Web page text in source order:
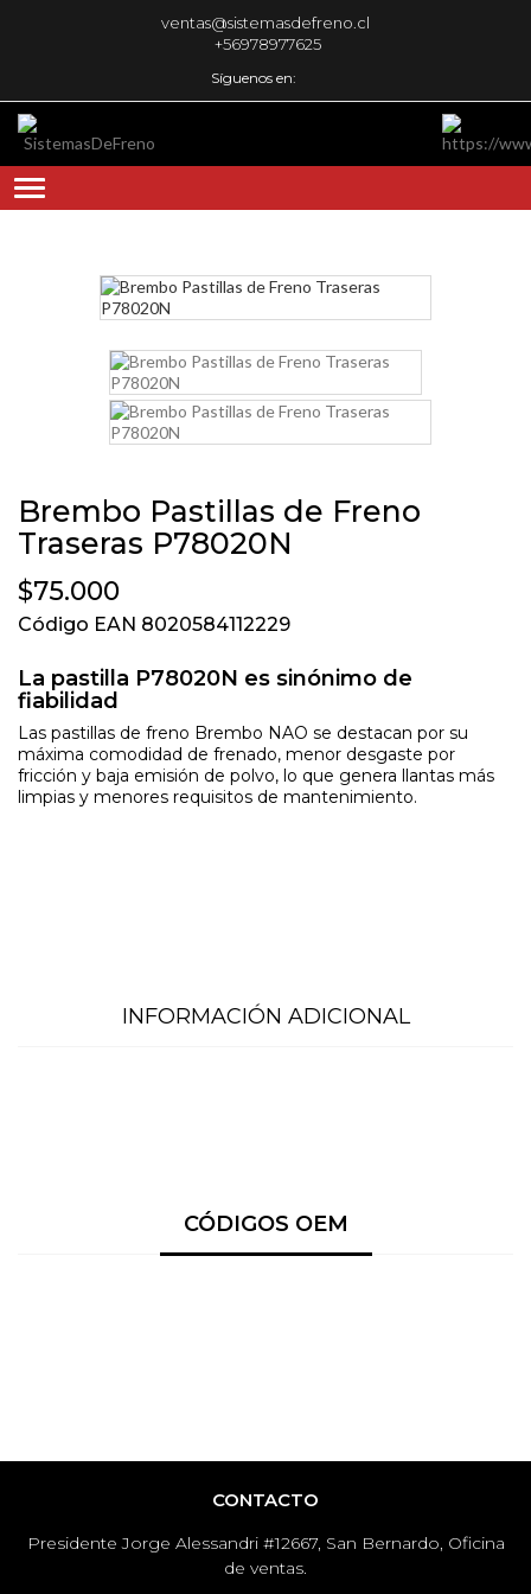
ventas@sistemasdefreno.cl
+56978977625
Síguenos en:
Brembo Pastillas de Freno
Traseras P78020N
$75.000
Código EAN 8020584112229
La pastilla P78020N es sinónimo de
fiabilidad
Las pastillas de freno Brembo NAO se destacan por su
máxima comodidad de frenado, menor desgaste por
fricción y baja emisión de polvo, lo que genera llantas más
limpias y menores requisitos de mantenimiento.
INFORMACIÓN ADICIONAL
CÓDIGOS OEM
CONTACTO
Presidente Jorge Alessandri #12667, San Bernardo, Oficina
de ventas.